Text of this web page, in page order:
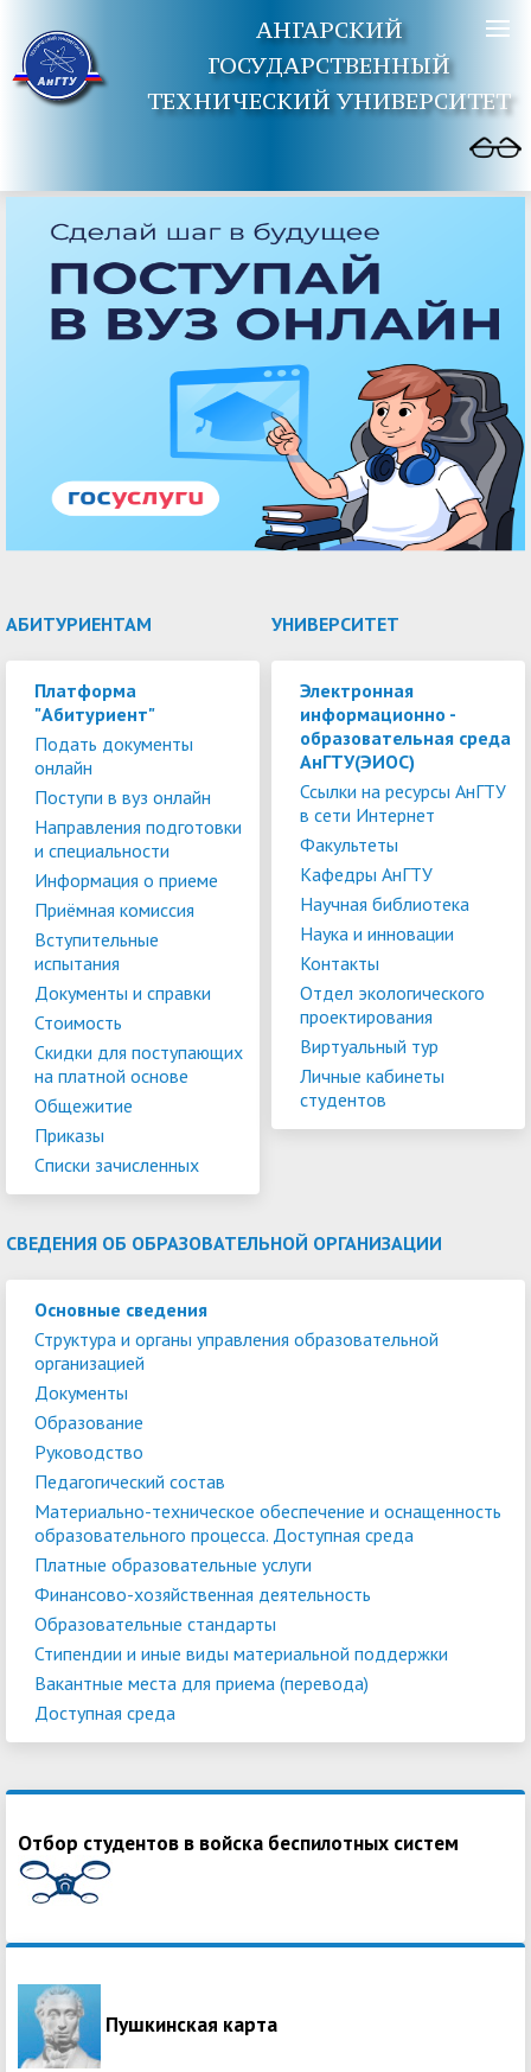
АНГАРСКИЙ
ГОСУДАРСТВЕННЫЙ
ТЕХНИЧЕСКИЙ УНИВЕРСИТЕТ
АБИТУРИЕНТАМ
Платформа
"Абитуриент"
Подать документы
онлайн
Поступи в вуз онлайн
Направления подготовки
и специальности
Информация о приеме
Приёмная комиссия
Вступительные
испытания
Документы и справки
Стоимость
Скидки для поступающих
на платной основе
Общежитие
Приказы
Списки зачисленных
УНИВЕРСИТЕТ
Электронная
информационно -
образовательная среда
АнГТУ(ЭИОС)
Ссылки на ресурсы АнГТУ
в сети Интернет
Факультеты
Кафедры АнГТУ
Научная библиотека
Наука и инновации
Контакты
Отдел экологического
проектирования
Виртуальный тур
Личные кабинеты
студентов
СВЕДЕНИЯ ОБ ОБРАЗОВАТЕЛЬНОЙ ОРГАНИЗАЦИИ
Основные сведения
Структура и органы управления образовательной
организацией
Документы
Образование
Руководство
Педагогический состав
Материально-техническое обеспечение и оснащенность
образовательного процесса. Доступная среда
Платные образовательные услуги
Финансово-хозяйственная деятельность
Образовательные стандарты
Стипендии и иные виды материальной поддержки
Вакантные места для приема (перевода)
Доступная среда
Отбор студентов в войска беспилотных систем
Пушкинская карта